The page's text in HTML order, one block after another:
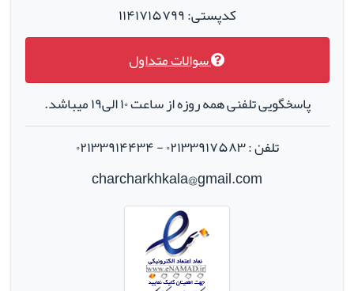
کدپستی: ۱۱۴۱۷۱۵۷۹۹
سوالات متداول
پاسخگویی تلفنی همه روزه از ساعت ۱۰ الی۱۹ میباشد.
تلفن : ۰۲۱۳۳۹۱۷۵۸۳ - ۰۲۱۳۳۹۱۴۴۳۴
charcharkhkala@gmail.com